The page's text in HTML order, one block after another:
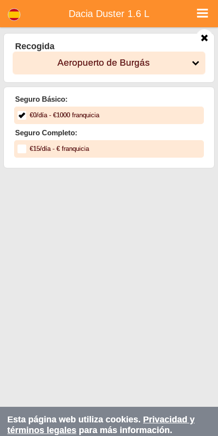
Seguro a todo riesgo (sin exceso), kilometraje ilimitado, asientos para niños gratis, conductores adicionales gratis, precios más
bajos de alquiler de coches garantizados.Dacia Duster 1.6 L
Recogida
Aeropuerto de Burgás
Seguro Básico:
€0/día- €1000franquicia
Seguro Completo:
€15/día- €franquicia
Esta página web utiliza cookies. Privacidad y
términos legales para más información.